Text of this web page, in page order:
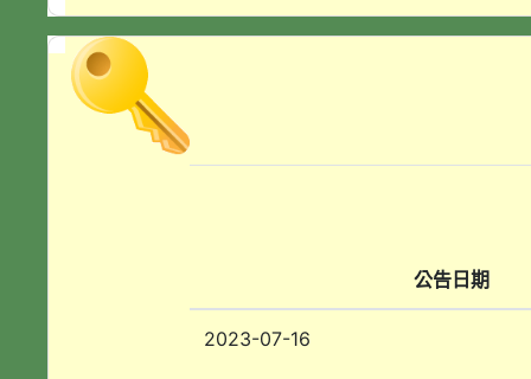
公告日期
2023-07-16